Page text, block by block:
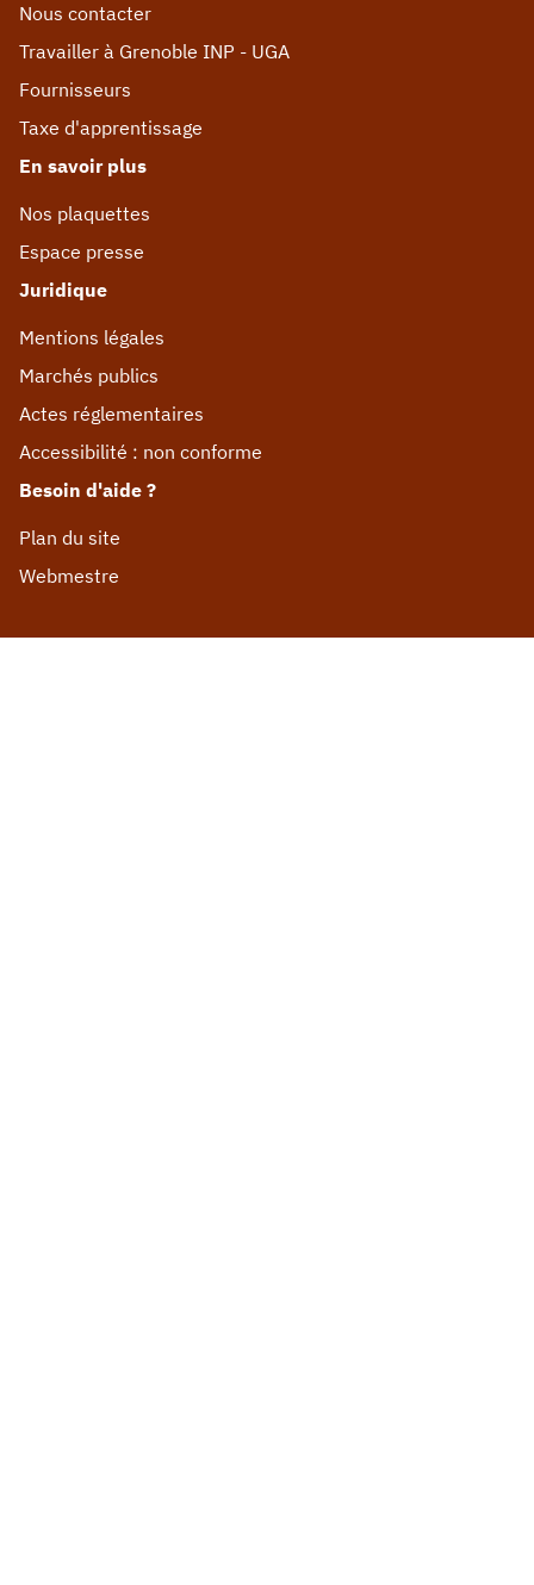
Nous contacter
Travailler à Grenoble INP - UGA
Fournisseurs
Taxe d'apprentissage
En savoir plus
Nos plaquettes
Espace presse
Juridique
Mentions légales
Marchés publics
Actes réglementaires
Accessibilité : non conforme
Besoin d'aide ?
Plan du site
Webmestre